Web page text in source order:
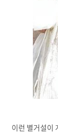
이런 별거설이